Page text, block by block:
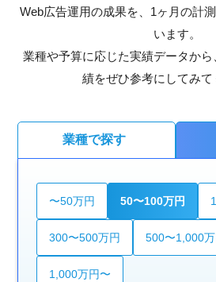
Web広告運用の成果を、1ヶ月の計
います。
業種や予算に応じた実績データか
績をぜひ参考にしてみて
業種で探す
〜50万円 50〜100万円
300〜500万円 500〜1,000万
1,000万円〜